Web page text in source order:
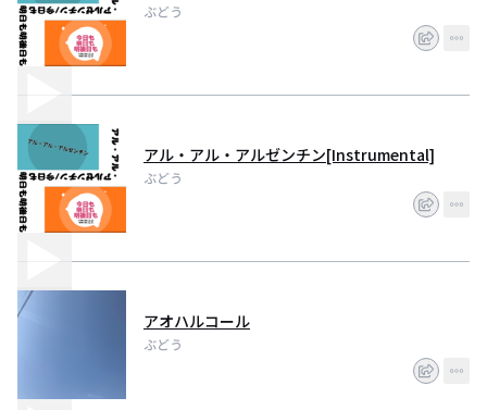
ぶどう
アル・アル・アルゼンチン[Instrumental]
ぶどう
アオハルコール
ぶどう